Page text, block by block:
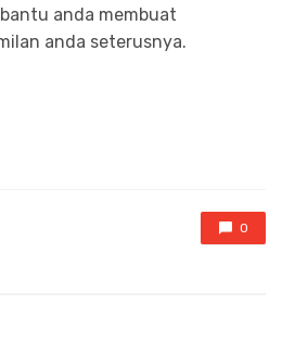
anda membuat
anda seterusnya.
0